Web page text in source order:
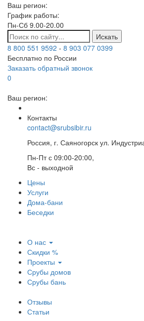
Ваш регион:
График работы:
Пн-Сб 9.00-20.00
Искать
8 800 551 9592 - 8 903 077 0399
Бесплатно по России
Заказать обратный звонок
0
Ваш регион:
Контакты
contact@srubsibir.ru
Россия, г. Саяногорск ул.
Пн-Пт с 09:00-20:00,
Вс - выходной
Цены
Услуги
Дома-бани
Беседки
О нас
Скидки %
Проекты
Срубы домов
Срубы бань
Отзывы
Статьи